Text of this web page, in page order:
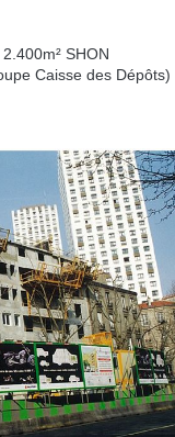
SHON
Caisse des Dépôts)